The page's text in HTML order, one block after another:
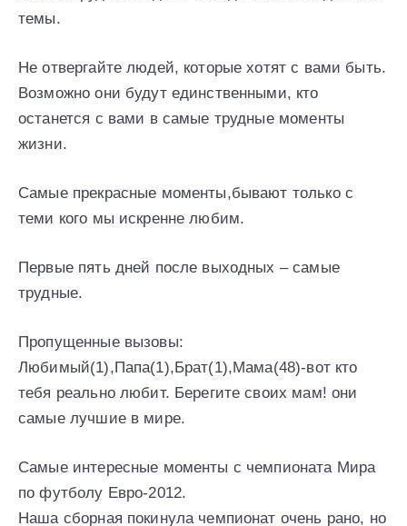
темы.
Не отвергайте людей, которые хотят с вами быть.
Возможно они будут единственными, кто
останется с вами в самые трудные моменты
жизни.
Самые прекрасные моменты,бывают только с
теми кого мы искренне любим.
Первые пять дней после выходных – самые
трудные.
Пропущенные вызовы:
Любимый(1),Папа(1),Брат(1),Мама(48)-вот кто
тебя реально любит. Берегите своих мам! они
самые лучшие в мире.
Самые интересные моменты с чемпионата Мира
по футболу Евро-2012.
Наша сборная покинула чемпионат очень рано, но